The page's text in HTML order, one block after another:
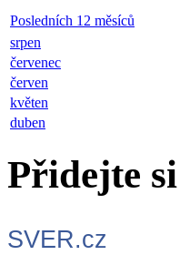
Posledních 12 měsíců
srpen
červenec
červen
květen
duben
Přidejte
SVER.cz